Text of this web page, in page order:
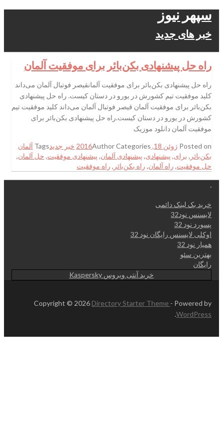
سپهر نیوز
خبر های جدید
راه حل پیشنهادی بکن‌بائر برای موفقیت آلمان
راه حل پیشنهادی بکن‌بائر برای موفقیت آلمانقیصر فوتبال آلمان می‌داند
کلید موفقیت تیم کشورش در یورو در دستان کیست. راه حل پیشنهادی
بکن‌بائر برای موفقیت آلمان قیصر فوتبال آلمان می‌داند کلید موفقیت تیم
کشورش در یورو در دستان کیست.راه حل پیشنهادی بکن‌بائر برای
موفقیت آلمان دانلود موزیک
Posted on ژوئن 18, 2016 AuthorCategories خبر جدیدTags آلمان
بکن‌بائر , برای, پیشنهادی, پیشنهادی آلمان, پیشنهادی موفقیت, حل آلمان,
حل موفقیت, راه آلمان, راه بکن‌بائر , راه موفقیت
.
خرید بک لینک دائمی
لایسنس نود32
پسورد نود 32
اوکلی لایسنس رایگان نود 32
همیار نود 32
بهترین سئو
رایگان
خرید آنتی ویروس Kaspersky
Copyright © 2026 Directory Starter Theme - Powered by
WordPress
.